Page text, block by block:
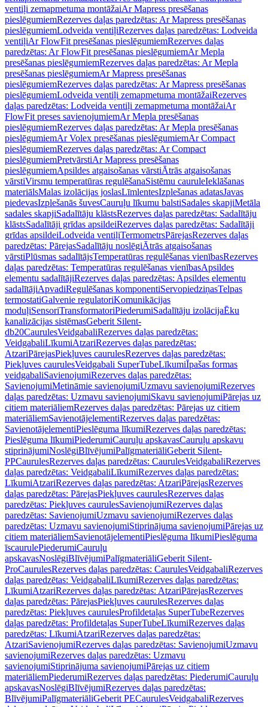
ventiļi zemapmetuma montāžaiAr Mapress presēšanas
pieslēgumiemRezerves daļas paredzētas: Ar Mapress presēšanas
pieslēgumiemLodveida ventiļiRezerves daļas paredzētas: Lodveida
ventiļiAr FlowFit presēšanas pieslēgumiemRezerves daļas
paredzētas: Ar FlowFit presēšanas pieslēgumiemAr Mepla
presēšanas pieslēgumiemRezerves daļas paredzētas: Ar Mepla
presēšanas pieslēgumiemAr Mapress presēšanas
pieslēgumiemRezerves daļas paredzētas: Ar Mapress presēšanas
pieslēgumiemLodveida ventiļi zemapmetuma montāžaiRezerves
daļas paredzētas: Lodveida ventiļi zemapmetuma montāžaiAr
FlowFit preses savienojumiemAr Mepla presēšanas
pieslēgumiemRezerves daļas paredzētas: Ar Mepla presēšanas
pieslēgumiemAr Volex presēšanas pieslēgumiemAr Compact
pieslēgumiemRezerves daļas paredzētas: Ar Compact
pieslēgumiemPretvārstiAr Mapress presēšanas
pieslēgumiemApsildes atgaisošanas vārstiĀtrās atgaisošanas
vārstiVirsmu temperatūras regulēšanaSistēmu cauruleIeklāšanas
materiālsMalas izolācijas joslasLīmlentesIzplešanas adatasJavas
piedevasIzplešanās šuvesCauruļu līkumu balstiSadales skapjiMetāla
sadales skapjiSadalītāju klāstsRezerves daļas paredzētas: Sadalītāju
klāstsSadalītāji grīdas apsildeiRezerves daļas paredzētas: Sadalītāji
grīdas apsildeiLodveida ventiļiTermometrsPārejasRezerves daļas
paredzētas: PārejasSadalītāju noslēgiĀtrās atgaisošanas
vārstiPlūsmas sadalītājsTemperatūras regulēšanas vienībasRezerves
daļas paredzētas: Temperatūras regulēšanas vienībasApsildes
elementu sadalītājiRezerves daļas paredzētas: Apsildes elementu
sadalītājiApvadiRegulēšanas komponentiServopiedziņasTelpas
termostatiGalvenie regulatoriKomunikācijas
moduļiSensoriTransformatoriPiederumiSadalītāju izolācijaĒku
kanalizācijas sistēmasGeberit Silent-
db20CaurulesVeidgabaliRezerves daļas paredzētas:
VeidgabaliLīkumiAtzariRezerves daļas paredzētas:
AtzariPārejasPiekļuves caurulesRezerves daļas paredzētas:
Piekļuves caurulesVeidgabali SuperTubeLīkumiĪpašas formas
veidgabaliSavienojumiRezerves daļas paredzētas:
SavienojumiMetināmie savienojumiUzmavu savienojumiRezerves
daļas paredzētas: Uzmavu savienojumiSkavu savienojumiPārejas uz
citiem materiāliemRezerves daļas paredzētas: Pārejas uz citiem
materiāliemSavienotājelementiRezerves daļas paredzētas:
SavienotājelementiPieslēguma līkumiRezerves daļas paredzētas:
Pieslēguma līkumiPiederumiCauruļu apskavasCauruļu apskavu
stiprinājumiNoslēgiBlīvējumiPalīgmateriāliGeberit Silent-
PPCaurulesRezerves daļas paredzētas: CaurulesVeidgabaliRezerves
daļas paredzētas: VeidgabaliLīkumiRezerves daļas paredzētas:
LīkumiAtzariRezerves daļas paredzētas: AtzariPārejasRezerves
daļas paredzētas: PārejasPiekļuves caurulesRezerves daļas
paredzētas: Piekļuves caurulesSavienojumiRezerves daļas
paredzētas: SavienojumiUzmavu savienojumiRezerves daļas
paredzētas: Uzmavu savienojumiStiprinājuma savienojumiPārejas uz
citiem materiāliemSavienotājelementiPieslēguma līkumiPieslēguma
īscaurulePiederumiCauruļu
apskavasNoslēgiBlīvējumiPalīgmateriāliGeberit Silent-
ProCaurulesRezerves daļas paredzētas: CaurulesVeidgabaliRezerves
daļas paredzētas: VeidgabaliLīkumiRezerves daļas paredzētas:
LīkumiAtzariRezerves daļas paredzētas: AtzariPārejasRezerves
daļas paredzētas: PārejasPiekļuves caurulesRezerves daļas
paredzētas: Piekļuves caurulesProfildetaļas SuperTubeRezerves
daļas paredzētas: Profildetaļas SuperTubeLīkumiRezerves daļas
paredzētas: LīkumiAtzariRezerves daļas paredzētas:
AtzariSavienojumiRezerves daļas paredzētas: SavienojumiUzmavu
savienojumiRezerves daļas paredzētas: Uzmavu
savienojumiStiprinājuma savienojumiPārejas uz citiem
materiāliemPiederumiRezerves daļas paredzētas: PiederumiCauruļu
apskavasNoslēgiBlīvējumiRezerves daļas paredzētas:
BlīvējumiPalīgmateriāliGeberit PECaurulesVeidgabaliRezerves